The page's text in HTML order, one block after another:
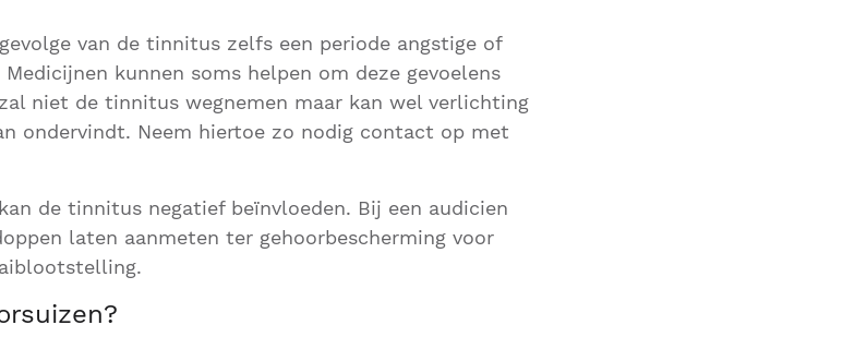
van de tinnitus zelfs een periode angstige of
Medicijnen kunnen soms helpen om deze gevoelens
niet de tinnitus wegnemen maar kan wel verlichting
ondervindt. Neem hiertoe zo nodig contact op met
de tinnitus negatief beïnvloeden. Bij een audicien
laten aanmeten ter gehoorbescherming voor